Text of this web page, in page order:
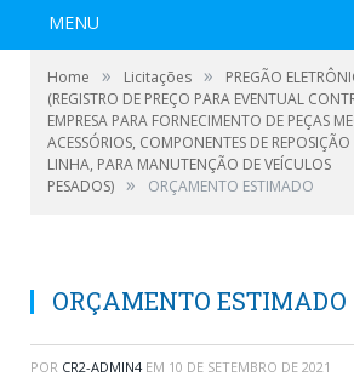
MENU
Home » Licitações »
PREGÃO
(REGISTRO DE PREÇO PARA EVENTUAL
EMPRESA PARA FORNECIMENTO DE PEÇAS
ACESSÓRIOS, COMPONENTES DE
LINHA, PARA MANUTENÇÃO DE VEÍCULOS
PESADOS) » ORÇAMENTO ESTIMADO
ORÇAMENTO ESTIMADO
POR CR2-ADMIN4 EM 10 DE SETEMBRO DE 2021